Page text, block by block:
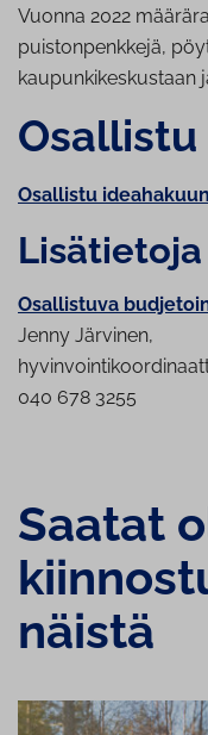
Vuonna 2022
puistonpenkkejä,
kaupunkikeskustaan
Osallistu
Osallistu
Lisätietoja
Osallistuva
Jenny Järvinen,
040 678 3255
Saatat
näistä